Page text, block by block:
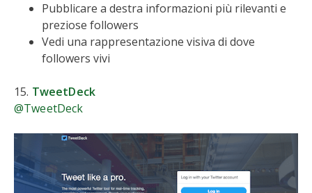
Pubblicare a destra informazioni più rilevanti e
preziose followers
Vedi una rappresentazione visiva di dove
followers vivi
15. TweetDeck
@TweetDeck